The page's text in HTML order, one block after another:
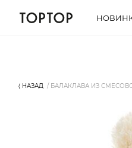
⟨ НАЗАД БАЛАКЛАВА ИЗ